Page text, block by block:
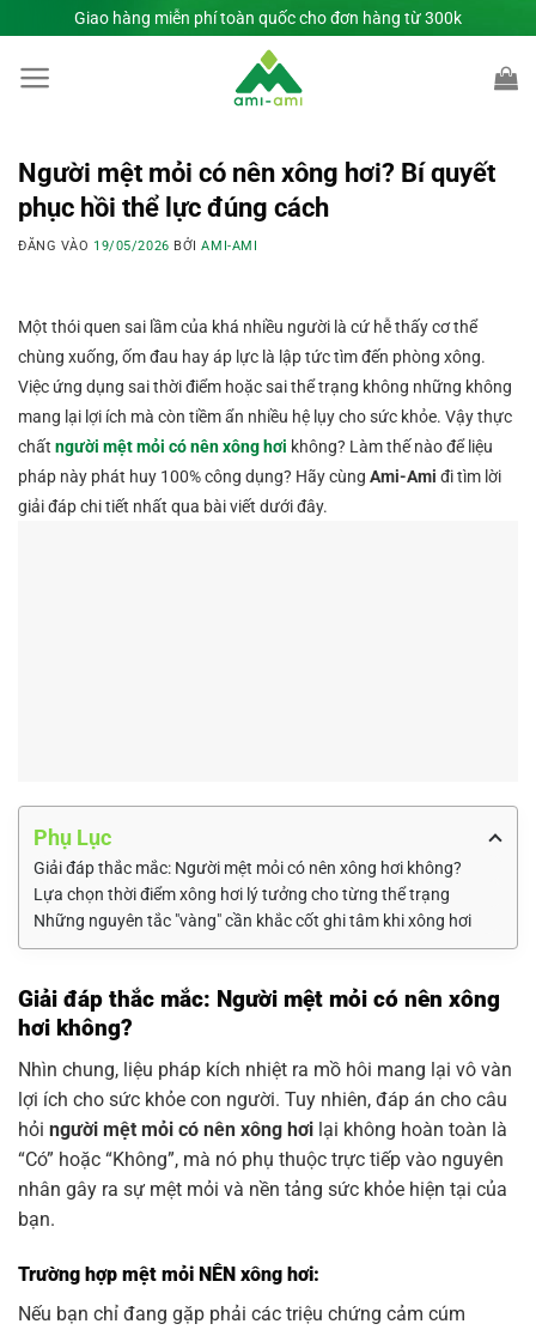
qua
nội
Giao hàng miễn phí toàn quốc cho đơn hàng từ 300k
Người mệt mỏi có nên xông hơi? Bí quyết
phục hồi thể lực đúng cách
ĐĂNG VÀO 19/05/2026 BỞIAMI-AMI
Một thói quen sai lầm của khá nhiều người là cứ hễ thấy cơ thể
chùng xuống, ốm đau hay áp lực là lập tức tìm đến phòng xông.
Việc ứng dụng sai thời điểm hoặc sai thể trạng không những không
mang lại lợi ích mà còn tiềm ẩn nhiều hệ lụy cho sức khỏe. Vậy thực
chất người mệt mỏi có nên xông hơi không? Làm thế nào để liệu
pháp này phát huy 100% công dụng? Hãy cùng Ami-Ami đi tìm lời
giải đáp chi tiết nhất qua bài viết dưới đây.
Phụ Lục
Giải đáp thắc mắc: Người mệt mỏi có nên xông hơi không?
Lựa chọn thời điểm xông hơi lý tưởng cho từng thể trạng
Những nguyên tắc "vàng" cần khắc cốt ghi tâm khi xông hơi
Giải đáp thắc mắc: Người mệt mỏi có nên xông
hơi không?
Nhìn chung, liệu pháp kích nhiệt ra mồ hôi mang lại vô vàn
lợi ích cho sức khỏe con người. Tuy nhiên, đáp án cho câu
hỏi người mệt mỏi có nên xông hơi lại không hoàn toàn là
“Có” hoặc “Không”, mà nó phụ thuộc trực tiếp vào nguyên
nhân gây ra sự mệt mỏi và nền tảng sức khỏe hiện tại của
bạn.
Trường hợp mệt mỏi NÊN xông hơi:
Nếu bạn chỉ đang gặp phải các triệu chứng cảm cúm